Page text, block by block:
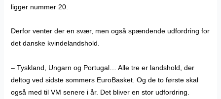
ligger nummer 20.
Derfor venter der en svær, men også spændende udfordring for
det danske kvindelandshold.
– Tyskland, Ungarn og Portugal… Alle tre er landshold, der
deltog ved sidste sommers EuroBasket. Og de to første skal
også med til VM senere i år. Det bliver en stor udfordring.